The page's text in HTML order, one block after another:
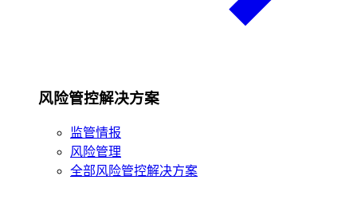
风险管控解决方案
监管情报
风险管理
全部风险管控解决方案